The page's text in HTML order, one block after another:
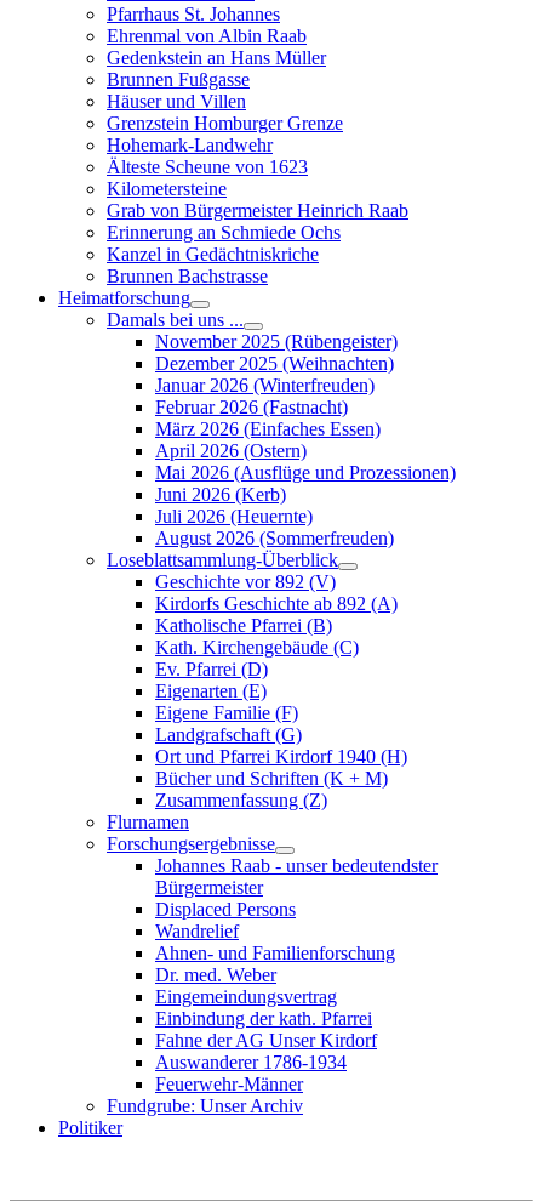
Pfarrhaus St. Johannes
Ehrenmal von Albin Raab
Gedenkstein an Hans Müller
Brunnen Fußgasse
Häuser und Villen
Grenzstein Homburger Grenze
Hohemark-Landwehr
Älteste Scheune von 1623
Kilometersteine
Grab von Bürgermeister Heinrich Raab
Erinnerung an Schmiede Ochs
Kanzel in Gedächtniskriche
Brunnen Bachstrasse
Heimatforschung
Damals bei uns ...
November 2025 (Rübengeister)
Dezember 2025 (Weihnachten)
Januar 2026 (Winterfreuden)
Februar 2026 (Fastnacht)
März 2026 (Einfaches Essen)
April 2026 (Ostern)
Mai 2026 (Ausflüge und Prozessionen)
Juni 2026 (Kerb)
Juli 2026 (Heuernte)
August 2026 (Sommerfreuden)
Loseblattsammlung-Überblick
Geschichte vor 892 (V)
Kirdorfs Geschichte ab 892 (A)
Katholische Pfarrei (B)
Kath. Kirchengebäude (C)
Ev. Pfarrei (D)
Eigenarten (E)
Eigene Familie (F)
Landgrafschaft (G)
Ort und Pfarrei Kirdorf 1940 (H)
Bücher und Schriften (K + M)
Zusammenfassung (Z)
Flurnamen
Forschungsergebnisse
Johannes Raab - unser bedeutendster
Bürgermeister
Displaced Persons
Wandrelief
Ahnen- und Familienforschung
Dr. med. Weber
Eingemeindungsvertrag
Einbindung der kath. Pfarrei
Fahne der AG Unser Kirdorf
Auswanderer 1786-1934
Feuerwehr-Männer
Fundgrube: Unser Archiv
Politiker